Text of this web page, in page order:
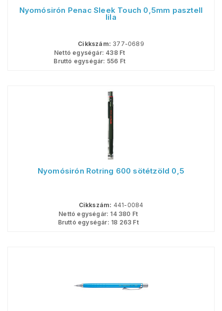
Nyomósirón Penac Sleek Touch 0,5mm pasztell
lila
Cikkszám: 377-0689
Nettó egységár: 438Ft
Bruttó egységár: 556 Ft
Nyomósirón Rotring 600 sötétzöld 0,5
Cikkszám: 441-0084
Nettó egységár: 14 380 Ft
Bruttó egységár: 18 263 Ft